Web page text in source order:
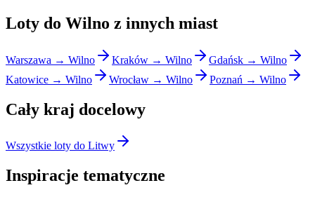
Loty do Wilno z innych miast
Warszawa → Wilno Kraków → Wilno
Gdańsk → Wilno
Katowice → Wilno
Wrocław → Wilno Poznań → Wilno
Cały kraj docelowy
Wszystkie loty do Litwy
Inspiracje tematyczne